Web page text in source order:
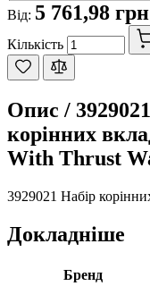
Від: 5 761,98 грн
Кількість
Опис /
корінних
With Thrust
3929021 Набір
Докладніше
Бренд